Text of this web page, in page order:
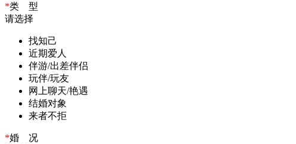
*类 型
请选择
找知己
近期爱人
伴游/出差伴侣
玩伴/玩友
网上聊天/艳遇
结婚对象
来者不拒
*婚 况